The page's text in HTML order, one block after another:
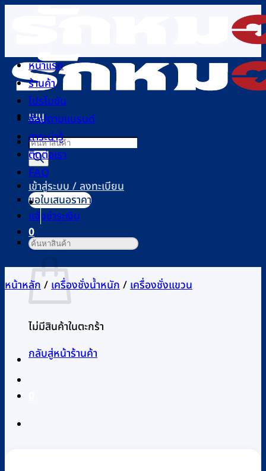
เนื้อหา
เมนู
Products
search
เข้าสู่ระบบ / ลงทะเบียน
0
ตะกร้าสินค้า
ไม่มีสินค้าในตะกร้า
กลับสู่หน้าร้านค้า
หน้าแรก
ร้านค้า
โปรโมชัน
ช้อปตามแบรนด์
สาระน่ารู้
ติดต่อเรา
FAQ
ขอใบเสนอราคา
แจ้งชำระเงิน
ค้นหา:
หน้าหลัก/เครื่องชั่งน้ำหนัก/เครื่องชั่งแขวน